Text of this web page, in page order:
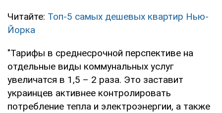
Читайте: Топ-5 самых дешевых квартир Нью-
Йорка
"Тарифы в среднесрочной перспективе на
отдельные виды коммунальных услуг
увеличатся в 1,5 – 2 раза. Это заставит
украинцев активнее контролировать
потребление тепла и электроэнергии, а также